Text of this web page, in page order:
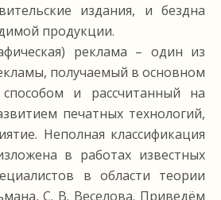
издания, и бездна
продукции.
реклама – один из
получаемый в основном
способом и рассчитанный на
печатных технологий,
Неполная классификация
в работах известных
в области теории
С. В. Веселова. Приведём